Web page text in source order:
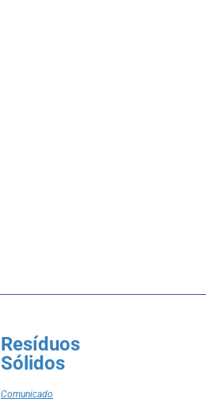
Resíduos
Sólidos
Comunicado